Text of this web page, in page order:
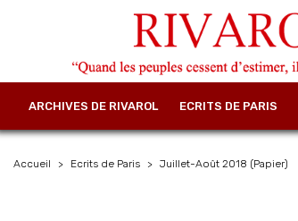
ARCHIVES DE RIVAROL ECRITS DE PARIS
Accueil Ecrits de Paris Juillet-Août 2018 (Papier)